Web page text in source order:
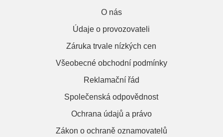
O nás
Údaje o provozovateli
Záruka trvale nízkých cen
Všeobecné obchodní podmínky
Reklamační řád
Společenská odpovědnost
Ochrana údajů a právo
Zákon o ochraně oznamovatelů